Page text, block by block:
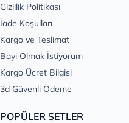
Gizlilik Politikası
İade Koşulları
Kargo ve Teslimat
Bayi Olmak İstiyorum
Kargo Ücret Bilgisi
3d Güvenli Ödeme
POPÜLER SETLER